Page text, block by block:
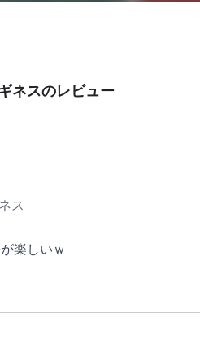
ネスのレビュー
ス
楽しいｗ